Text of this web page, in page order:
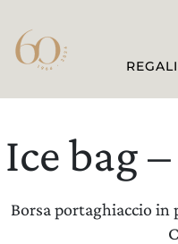
Ice bag
Borsa portaghiaccio in